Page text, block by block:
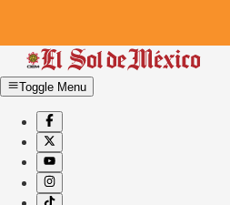
Toggle Menu